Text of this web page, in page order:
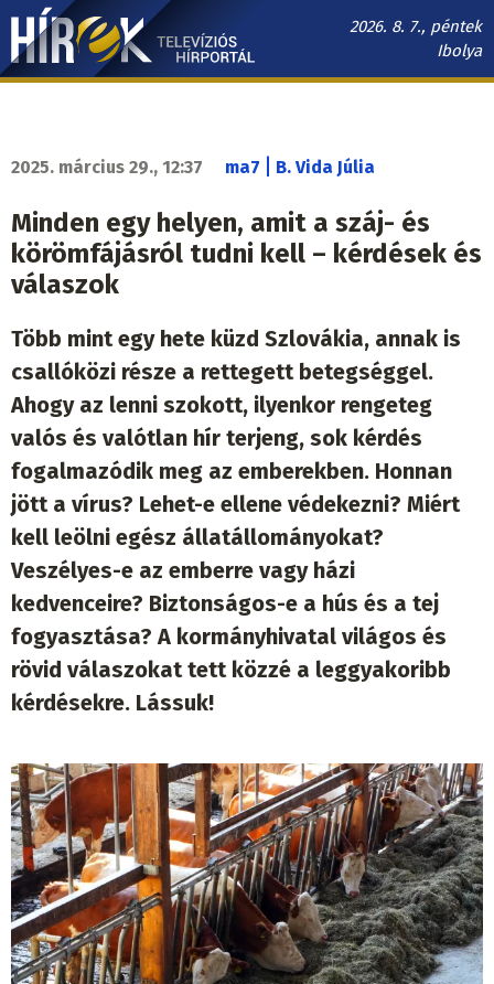
Ugrás
tartalomra
2026. 8. 7., péntek
Ibolya
Hírek.sk
2025. március 29., 12:37 ma7 B. Vida Júlia
Minden egy helyen, amit a száj- és
körömfájásról tudni kell – kérdések és
válaszok
Több mint egy hete küzd Szlovákia, annak is
csallóközi része a rettegett betegséggel.
Ahogy az lenni szokott, ilyenkor rengeteg
valós és valótlan hír terjeng, sok kérdés
fogalmazódik meg az emberekben. Honnan
jött a vírus? Lehet-e ellene védekezni? Miért
kell leölni egész állatállományokat?
Veszélyes-e az emberre vagy házi
kedvenceire? Biztonságos-e a hús és a tej
fogyasztása? A kormányhivatal világos és
rövid válaszokat tett közzé a leggyakoribb
kérdésekre. Lássuk!